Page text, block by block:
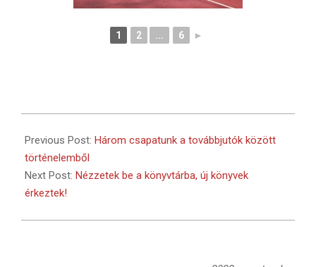
1 2 ... 6 ►
09-
23
Previous Post: Három csapatunk a továbbjutók között
történelemből
Next Post: Nézzetek be a könyvtárba, új könyvek
érkeztek!